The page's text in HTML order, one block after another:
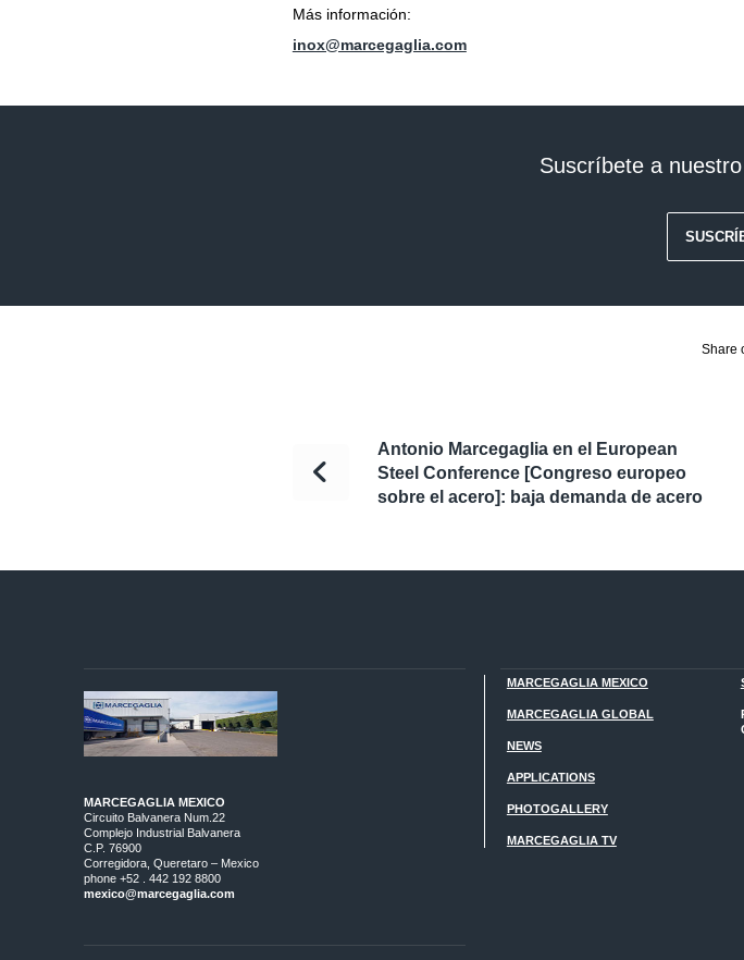
Más información:
inox@marcegaglia.com
Suscríbete a
Share
Antonio Marcegaglia en el European
Steel Conference [Congreso europeo
sobre el acero]: baja demanda de acero
MARCEGAGLIA MEXICO
Circuito Balvanera Num.22
Complejo Industrial Balvanera
C.P. 76900
Corregidora, Queretaro – Mexico
phone +52 . 442 192 8800
mexico@marcegaglia.com
MARCEGAGLIA MEXICO
MARCEGAGLIA GLOBAL
NEWS
APPLICATIONS
PHOTOGALLERY
MARCEGAGLIA TV